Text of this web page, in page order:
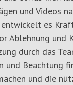
und Videos
es
Ablehnung und
durch das
und Beachtung
und die